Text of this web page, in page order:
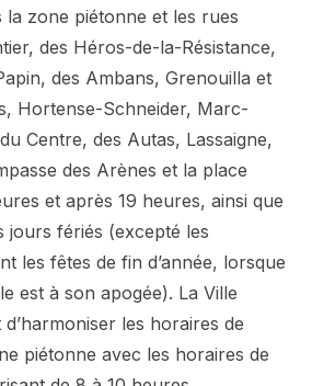
zone piétonne et les rues
des Héros-de-la-Résistance,
des Ambans, Grenouilla et
Hortense-Schneider, Marc-
Centre, des Autas, Lassaigne,
des Arènes et la place
et après 19 heures, ainsi que
jours fériés (excepté les
les fêtes de fin d’année, lorsque
est à son apogée). La Ville
les horaires de
piétonne avec les horaires de